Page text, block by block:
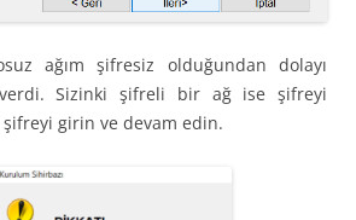
ağım şifresiz olduğundan dolayı
verdi. Sizinki şifreli bir ağ ise şifreyi
girin ve devam edin.